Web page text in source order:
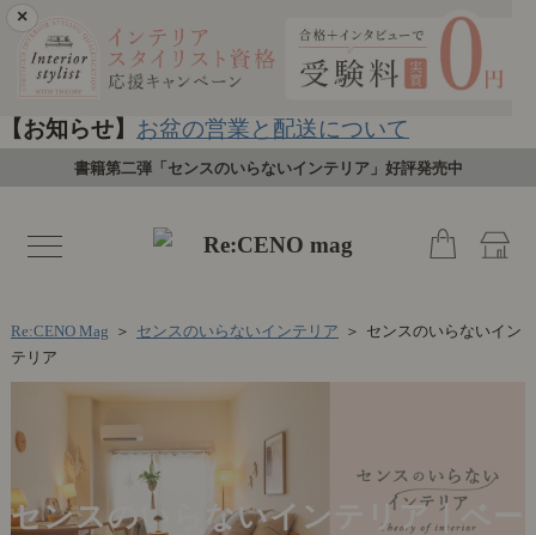
×
【お知らせ】 お盆の営業と配送について
書籍第二弾「センスのいらないインテリア」好評発売中
toggle
navigation
Re:CENO Mag ＞ センスのいらないインテリア ＞ センスのいらないイン
テリア
センスのいらないインテリア｜ベー